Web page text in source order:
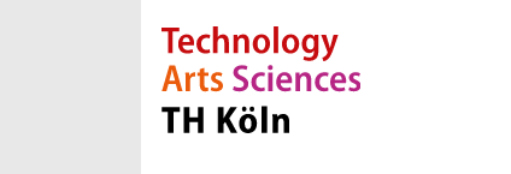
Direkt zur Hauptnavigation
Direkt zur Subnavigation
Direkt zum Inhalt
Direkt zum Fußbereich